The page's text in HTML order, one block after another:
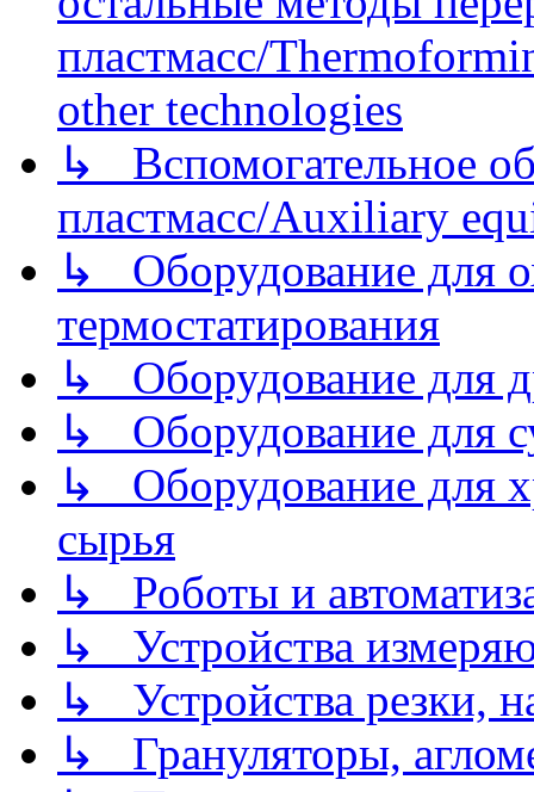
пластмасс/
other technologies
↳ Вспомогательное
пластмасс/Auxiliary
↳ Оборудование для
термостатирования
↳ Оборудование для
↳ Оборудование для
↳ Оборудование для
сырья
↳ Роботы и
↳ Устройства
↳ Устройства резки,
↳ Грануляторы,